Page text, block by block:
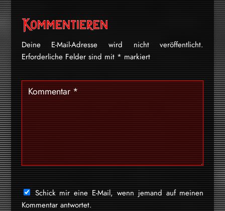
Kommentieren
Deine E-Mail-Adresse wird nicht veröffentlicht.
Erforderliche Felder sind mit*markiert
Schick mir eine E-Mail, wenn jemand auf meinen
Kommentar antwortet.